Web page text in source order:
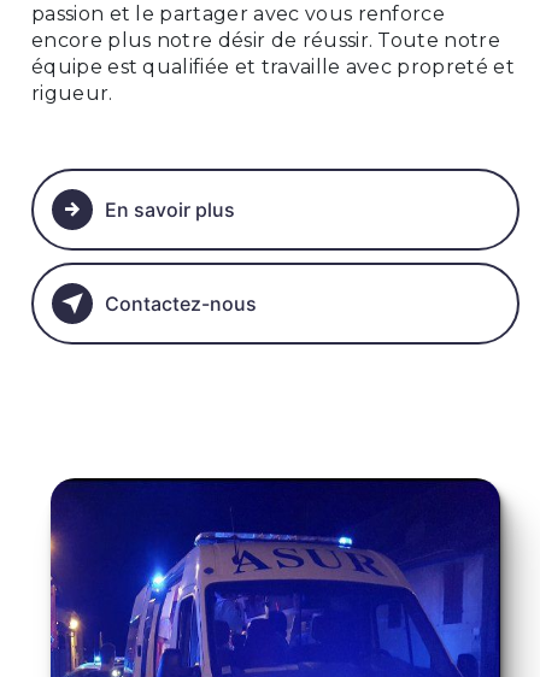
passion et le partager avec vous renforce
encore plus notre désir de réussir. Toute notre
équipe est qualifiée et travaille avec propreté et
rigueur.
En savoir plus
Contactez-nous